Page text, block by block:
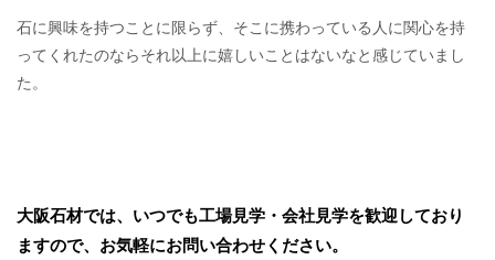
石に興味を持つことに限らず、そこに携わっている人に関心を持
ってくれたのならそれ以上に嬉しいことはないなと感じていまし
た。
大阪石材では、いつでも工場見学・会社見学を歓迎しており
ますので、お気軽にお問い合わせください。